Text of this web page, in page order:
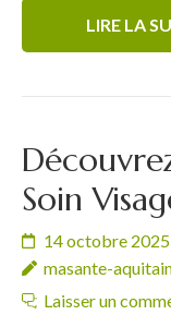
LIRE LA
Soin
14 octobre 2025
masante-
Laisser un